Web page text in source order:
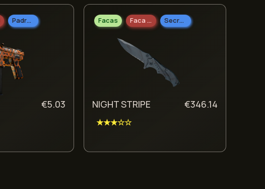
Padrão Militar
€5.03
Facas Faca Nomad Secreto
NIGHT STRIPE €346.14
★★★☆☆